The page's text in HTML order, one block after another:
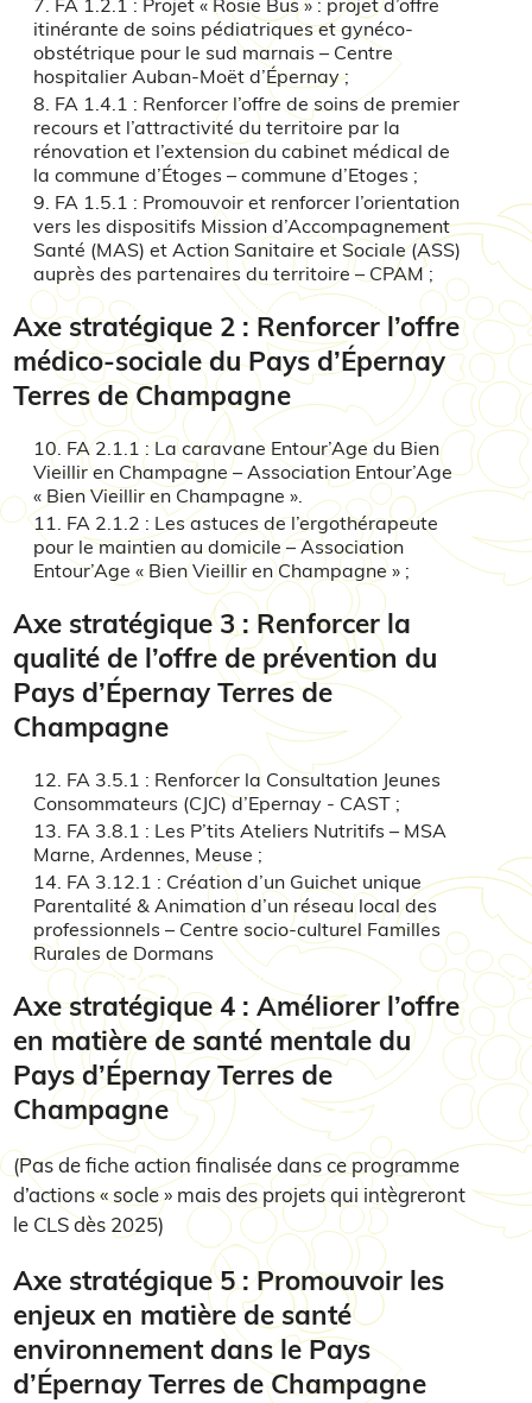
FA 1.2.1 : Projet « Rosie Bus » : projet d’offre
itinérante de soins pédiatriques et gynéco-
obstétrique pour le sud marnais – Centre
hospitalier Auban-Moët d’Épernay ;
FA 1.4.1 : Renforcer l’offre de soins de premier
recours et l’attractivité du territoire par la
rénovation et l’extension du cabinet médical de
la commune d’Étoges – commune d’Etoges ;
FA 1.5.1 : Promouvoir et renforcer l’orientation
vers les dispositifs Mission d’Accompagnement
Santé (MAS) et Action Sanitaire et Sociale (ASS)
auprès des partenaires du territoire – CPAM ;
Axe stratégique 2 : Renforcer l’offre
médico-sociale du Pays d’Épernay
Terres de Champagne
FA 2.1.1 : La caravane Entour’Age du Bien
Vieillir en Champagne – Association Entour’Age
« Bien Vieillir en Champagne ».
FA 2.1.2 : Les astuces de l’ergothérapeute
pour le maintien au domicile – Association
Entour’Age « Bien Vieillir en Champagne » ;
Axe stratégique 3 : Renforcer la
qualité de l’offre de prévention du
Pays d’Épernay Terres de
Champagne
FA 3.5.1 : Renforcer la Consultation Jeunes
Consommateurs (CJC) d’Epernay - CAST ;
FA 3.8.1 : Les P’tits Ateliers Nutritifs – MSA
Marne, Ardennes, Meuse ;
FA 3.12.1 : Création d’un Guichet unique
Parentalité & Animation d’un réseau local des
professionnels – Centre socio-culturel Familles
Rurales de Dormans
Axe stratégique 4 : Améliorer l’offre
en matière de santé mentale du
Pays d’Épernay Terres de
Champagne
(Pas de fiche action finalisée dans ce programme
d’actions « socle » mais des projets qui intègreront
le CLS dès 2025)
Axe stratégique 5 : Promouvoir les
enjeux en matière de santé
environnement dans le Pays
d’Épernay Terres de Champagne